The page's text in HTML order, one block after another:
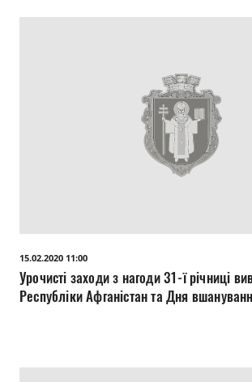
15.02.2020 11:00
Урочисті заходи з нагоди 31-ї річниці
Республіки Афганістан та Дня